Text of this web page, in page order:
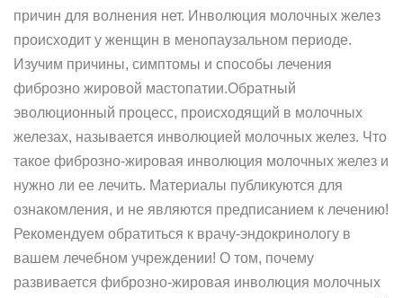
причин для волнения нет. Инволюция молочных желез
происходит у женщин в менопаузальном периоде.
Изучим причины, симптомы и способы лечения
фиброзно жировой мастопатии.Обратный
эволюционный процесс, происходящий в молочных
железах, называется инволюцией молочных желез. Что
такое фиброзно-жировая инволюция молочных желез и
нужно ли ее лечить. Материалы публикуются для
ознакомления, и не являются предписанием к лечению!
Рекомендуем обратиться к врачу-эндокринологу в
вашем лечебном учреждении! О том, почему
развивается фиброзно-жировая инволюция молочных